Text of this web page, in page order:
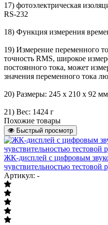
17) фотоэлектрическая
RS-232
18) Функция измерения
19) Измерение переменного
точность RMS, широкое
постоянного тока, может
значения переменного тока
20) Размеры: 245 x 210 x 92 мм
21) Вес: 1424 г
Похожие товары
Быстрый просмотр
ЖК-дисплей с цифровым
чувствительностью тестовой
Артикул: -